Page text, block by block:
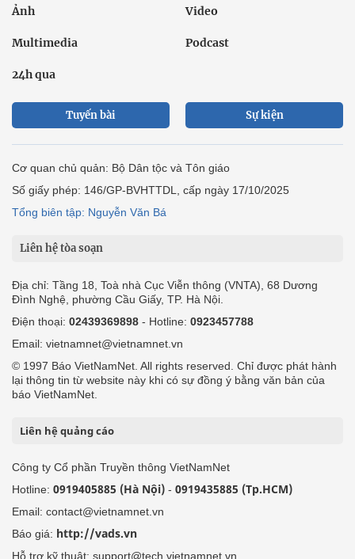
Ảnh Video
Multimedia Podcast
24h qua
Tuyến bài Sự kiện
Cơ quan chủ quản: Bộ Dân tộc và Tôn giáo
Số giấy phép: 146/GP-BVHTTDL, cấp ngày 17/10/2025
Tổng biên tập: Nguyễn Văn Bá
Liên hệ tòa soạn
Địa chỉ: Tầng 18, Toà nhà Cục Viễn thông (VNTA), 68 Dương
Đình Nghệ, phường Cầu Giấy, TP. Hà Nội.
Điện thoại: 02439369898 - Hotline: 0923457788
Email: vietnamnet@vietnamnet.vn
© 1997 Báo VietNamNet. All rights reserved. Chỉ được phát hành
lại thông tin từ website này khi có sự đồng ý bằng văn bản của
báo VietNamNet.
Liên hệ quảng cáo
Công ty Cổ phần Truyền thông VietNamNet
Hotline: 0919405885 (Hà Nội) - 0919435885 (Tp.HCM)
Email: contact@vietnamnet.vn
Báo giá: http://vads.vn
Hỗ trợ kỹ thuật: support@tech.vietnamnet.vn